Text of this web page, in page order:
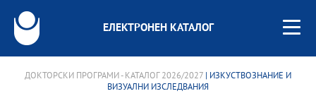
ЕЛЕКТРОНЕН КАТАЛОГ
ДОКТОРСКИ ПРОГРАМИ - КАТАЛОГ 2026/2027 | ИЗКУСТВОЗНАНИЕ И
ВИЗУАЛНИ ИЗСЛЕДВАНИЯ